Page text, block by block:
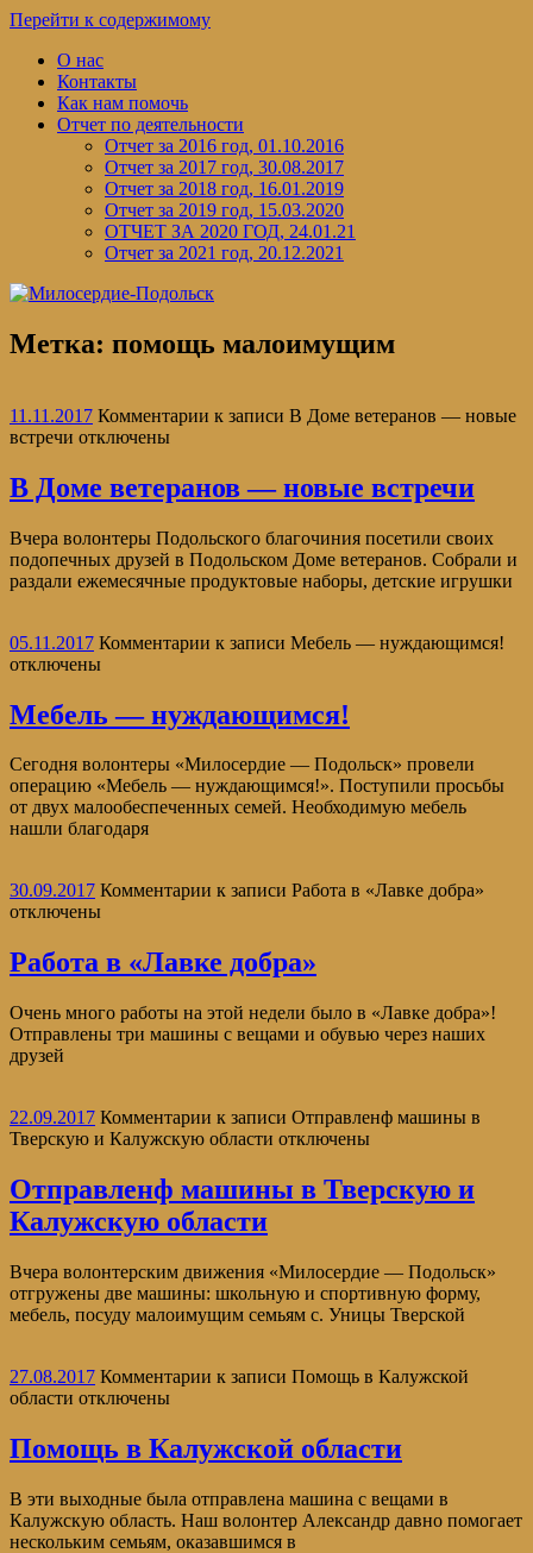
Перейти к содержимому
О нас
Контакты
Как нам помочь
Отчет по деятельности
Отчет за 2016 год, 01.10.2016
Отчет за 2017 год, 30.08.2017
Отчет за 2018 год, 16.01.2019
Отчет за 2019 год, 15.03.2020
ОТЧЕТ ЗА 2020 ГОД, 24.01.21
Отчет за 2021 год, 20.12.2021
Метка: помощь малоимущим
11.11.2017 Комментарии к записи В Доме ветеранов — новые
встречи отключены
В Доме ветеранов — новые встречи
Вчера волонтеры Подольского благочиния посетили своих
подопечных друзей в Подольском Доме ветеранов. Собрали и
раздали ежемесячные продуктовые наборы, детские игрушки
05.11.2017 Комментарии к записи Мебель — нуждающимся!
отключены
Мебель — нуждающимся!
Сегодня волонтеры «Милосердие — Подольск» провели
операцию «Мебель — нуждающимся!». Поступили просьбы
от двух малообеспеченных семей. Необходимую мебель
нашли благодаря
30.09.2017 Комментарии к записи Работа в «Лавке добра»
отключены
Работа в «Лавке добра»
Очень много работы на этой недели было в «Лавке добра»!
Отправлены три машины с вещами и обувью через наших
друзей
22.09.2017 Комментарии к записи Отправленф машины в
Тверскую и Калужскую области отключены
Отправленф машины в Тверскую и
Калужскую области
Вчера волонтерским движения «Милосердие — Подольск»
отгружены две машины: школьную и спортивную форму,
мебель, посуду малоимущим семьям с. Уницы Тверской
27.08.2017 Комментарии к записи Помощь в Калужской
области отключены
Помощь в Калужской области
В эти выходные была отправлена машина с вещами в
Калужскую область. Наш волонтер Александр давно помогает
нескольким семьям, оказавшимся в